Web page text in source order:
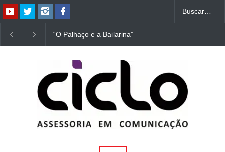
“O Palhaço e a Bailarina”
estreia hoje (1º) em
Uberlândia
Uberlândia